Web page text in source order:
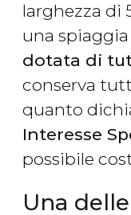
larghezza di
una spiaggia
dotata di
conserva
quanto
Interesse
possibile
Una